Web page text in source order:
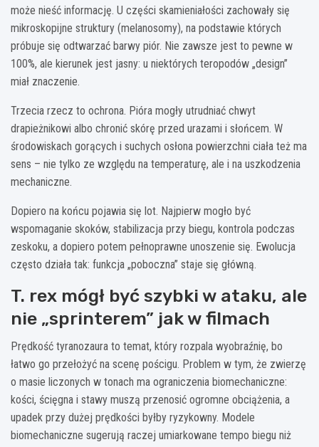
może nieść informację. U części skamieniałości zachowały się
mikroskopijne struktury (melanosomy), na podstawie których
próbuje się odtwarzać barwy piór. Nie zawsze jest to pewne w
100%, ale kierunek jest jasny: u niektórych teropodów „design”
miał znaczenie.
Trzecia rzecz to ochrona. Pióra mogły utrudniać chwyt
drapieżnikowi albo chronić skórę przed urazami i słońcem. W
środowiskach gorących i suchych osłona powierzchni ciała też ma
sens – nie tylko ze względu na temperaturę, ale i na uszkodzenia
mechaniczne.
Dopiero na końcu pojawia się lot. Najpierw mogło być
wspomaganie skoków, stabilizacja przy biegu, kontrola podczas
zeskoku, a dopiero potem pełnoprawne unoszenie się. Ewolucja
często działa tak: funkcja „poboczna” staje się główną.
T. rex mógł być szybki w ataku, ale
nie „sprinterem” jak w filmach
Prędkość tyranozaura to temat, który rozpala wyobraźnię, bo
łatwo go przełożyć na scenę pościgu. Problem w tym, że zwierzę
o masie liczonych w tonach ma ograniczenia biomechaniczne:
kości, ścięgna i stawy muszą przenosić ogromne obciążenia, a
upadek przy dużej prędkości byłby ryzykowny. Modele
biomechaniczne sugerują raczej umiarkowane tempo biegu niż